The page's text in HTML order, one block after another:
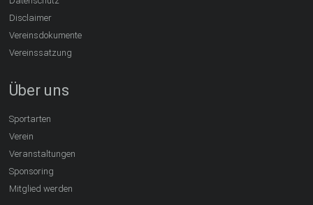
Disclaimer
Vereinsdokumente
Vereinssatzung
Über uns
Sportarten
Verein
Veranstaltungen
Sponsoring
Mitglied werden